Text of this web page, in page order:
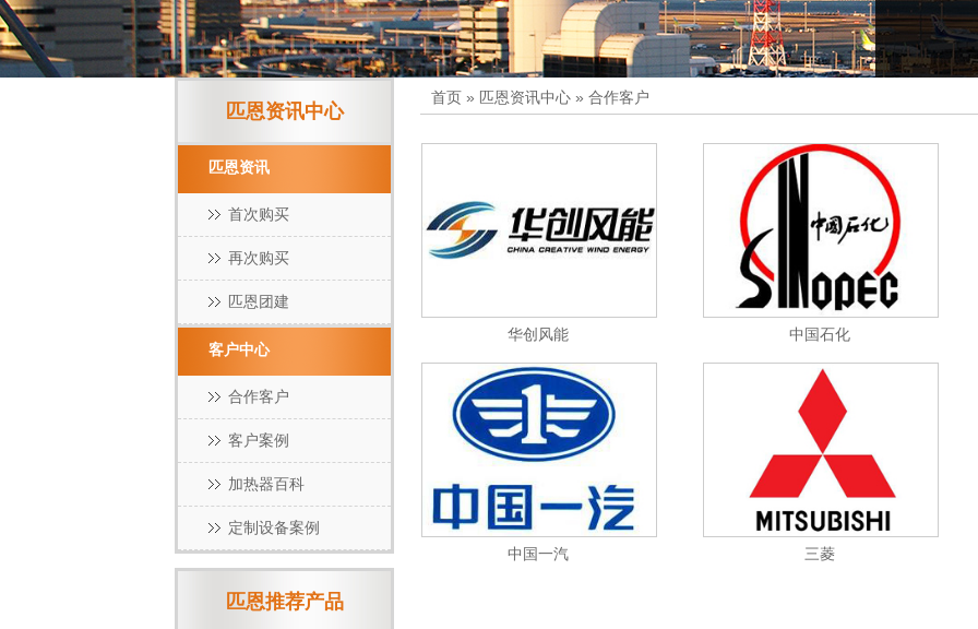
匹恩资讯中心
匹恩资讯
首次购买
再次购买
匹恩团建
客户中心
合作客户
客户案例
加热器百科
定制设备案例
匹恩推荐产品
首页 » 匹恩资讯中心 » 合作客户
华创风能 中国石化
中国一汽 三菱